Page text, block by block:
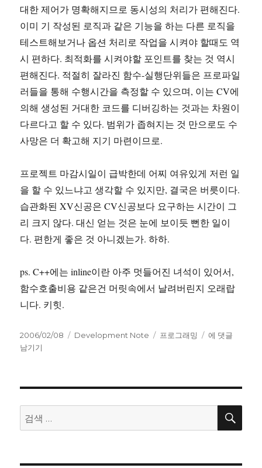
대한 제어가 명확해지므로 동시성의 처리가 편해진다.
이미 기 작성된 로직과 같은 기능을 하는 다른 로직을
테스트해보거나 옵션 처리로 작업을 시켜야 할때도 역
시 편하다. 최적화를 시켜야할 포인트를 찾는 것 역시
편해진다. 적절히 잘라진 함수-실행단위들은 프로파일
러들을 통해 수행시간을 측정할 수 있으며, 이는 CV에
의해 생성된 거대한 코드를 디버깅하는 것과는 차원이
다르다고 할 수 있다. 범위가 좁혀지는 것 만으로도 수
사망은 더 확고해 지기 마련이므로.
프로젝트 마감시일이 급박한데 어찌 여유있게 저런 일
을 할 수 있느냐고 생각할 수 있지만, 결국은 버릇이다.
습관화된 XV신공은 CV신공보다 요구하는 시간이 그
리 크지 않다. 대신 얻는 것은 눈에 보이듯 뻔한 일이
다. 편한게 좋은 것 아니겠는가. 하하.
ps. C++에는 inline이란 아주 멋들어진 녀석이 있어서,
함수호출비용 같은건 머릿속에서 날려버린지 오래랍
니다. 키힛.
작
성
2006/02/08
카
Development Note
태
프로그래밍
Cut
신
에 댓글
남기기
검
색:
검